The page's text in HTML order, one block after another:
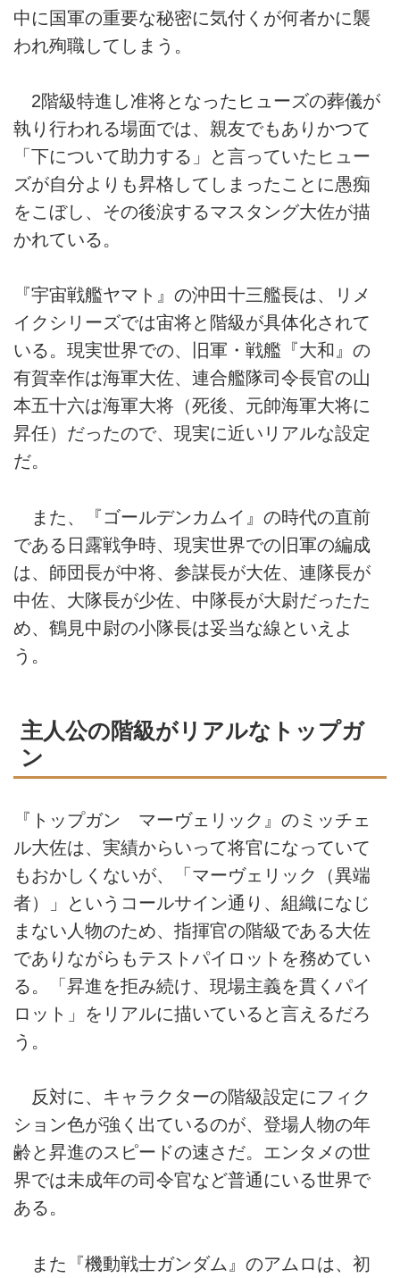
中に国軍の重要な秘密に気付くが何者かに襲
われ殉職してしまう。
2階級特進し准将となったヒューズの葬儀が
執り行われる場面では、親友でもありかつて
「下について助力する」と言っていたヒュー
ズが自分よりも昇格してしまったことに愚痴
をこぼし、その後涙するマスタング大佐が描
かれている。
『宇宙戦艦ヤマト』の沖田十三艦長は、リメ
イクシリーズでは宙将と階級が具体化されて
いる。現実世界での、旧軍・戦艦『大和』の
有賀幸作は海軍大佐、連合艦隊司令長官の山
本五十六は海軍大将（死後、元帥海軍大将に
昇任）だったので、現実に近いリアルな設定
だ。
また、『ゴールデンカムイ』の時代の直前
である日露戦争時、現実世界での旧軍の編成
は、師団長が中将、参謀長が大佐、連隊長が
中佐、大隊長が少佐、中隊長が大尉だったた
め、鶴見中尉の小隊長は妥当な線といえよ
う。
主人公の階級がリアルなトップガ
ン
『トップガン マーヴェリック』のミッチェ
ル大佐は、実績からいって将官になっていて
もおかしくないが、「マーヴェリック（異端
者）」というコールサイン通り、組織になじ
まない人物のため、指揮官の階級である大佐
でありながらもテストパイロットを務めてい
る。「昇進を拒み続け、現場主義を貫くパイ
ロット」をリアルに描いていると言えるだろ
う。
反対に、キャラクターの階級設定にフィク
ション色が強く出ているのが、登場人物の年
齢と昇進のスピードの速さだ。エンタメの世
界では未成年の司令官など普通にいる世界で
ある。
また『機動戦士ガンダム』のアムロは、初